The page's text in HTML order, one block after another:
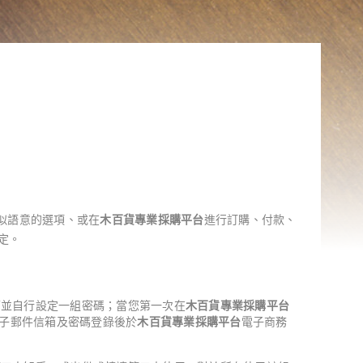
語意的選項、或在木百貨專業採購平台進行訂購、付款、
。
自行設定一組密碼；當您第一次在木百貨專業採購平台
郵件信箱及密碼登錄後於木百貨專業採購平台電子商務